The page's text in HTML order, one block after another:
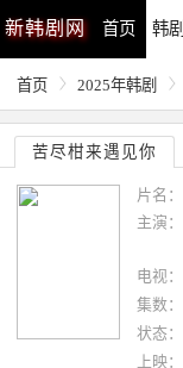
新韩剧网 首页 韩剧
首页 2025年韩剧
苦尽柑来遇见你
片名：
主演：
电视：
集数：
状态：
上映：